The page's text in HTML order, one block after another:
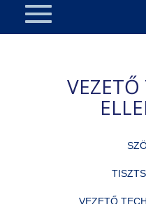
VEZETŐ